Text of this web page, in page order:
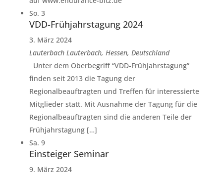
So. 3
VDD-Frühjahrstagung 2024
3. März 2024
Lauterbach Lauterbach, Hessen, Deutschland
Unter dem Oberbegriff “VDD-Frühjahrstagung”
finden seit 2013 die Tagung der
Regionalbeauftragten und Treffen für interessierte
Mitglieder statt. Mit Ausnahme der Tagung für die
Regionalbeauftragten sind die anderen Teile der
Frühjahrstagung […]
Sa. 9
Einsteiger Seminar
9. März 2024